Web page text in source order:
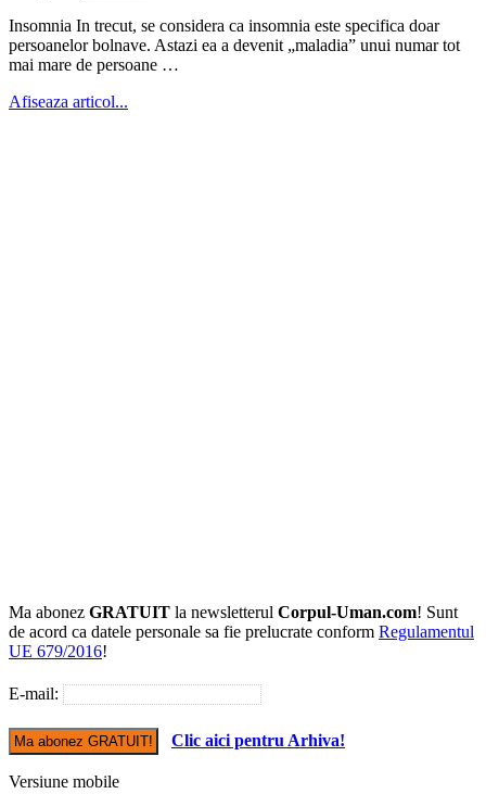
Insomnia In trecut, se considera ca insomnia este specifica doar
persoanelor bolnave. Astazi ea a devenit „maladia” unui numar tot
mai mare de persoane …
Afiseaza articol...
Ma abonez GRATUIT la newsletterul Corpul-Uman.com! Sunt
de acord ca datele personale sa fie prelucrate conform Regulamentul
UE 679/2016!
E-mail:
Clic aici pentru Arhiva!
Versiune mobile